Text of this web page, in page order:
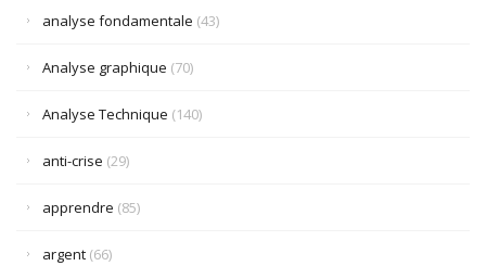
analyse fondamentale (43)
Analyse graphique (70)
Analyse Technique (140)
anti-crise (29)
apprendre (85)
argent (66)